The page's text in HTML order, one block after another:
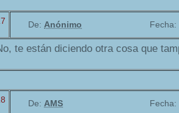
De: Anónimo Fecha:
te están diciendo otra cosa que
De: AMS Fecha: